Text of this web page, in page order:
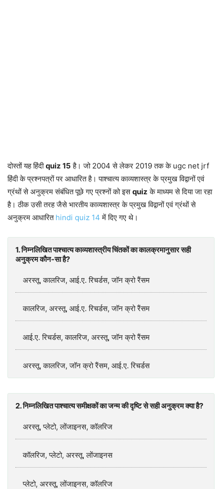
दोस्तों यह हिंदीquiz 15 है। जो 2004 से लेकर 2019 तक के ugc net jrf
हिंदी के प्रश्नपत्रों पर आधारित है। पाश्चात्य काव्यशास्त्र के प्रमुख विद्वानों एवं
ग्रंथों से अनुक्रम संबंधित पूछे गए प्रश्नों को इसquiz के माध्यम से दिया जा रहा
है। ठीक उसी तरह जैसे भारतीय काव्यशास्त्र के प्रमुख विद्वानों एवं ग्रंथों से
अनुक्रम आधारित hindi quiz 14 में दिए गए थे।
1. निम्नलिखित पाश्चात्य काव्यशास्त्रीय चिंतकों का कालक्रमानुसार सही
अनुक्रम कौन-सा है?
अरस्तू, कालरिज, आई.ए. रिचर्डस, जॉन क्रो रैंसम
कालरिज, अरस्तू, आई.ए. रिचर्डस, जॉन क्रो रैंसम
आई.ए. रिचर्डस, कालरिज, अरस्तू, जॉन क्रो रैंसम
अरस्तू, कालरिज, जॉन क्रो रैंसम, आई.ए. रिचर्डस
2. निम्नलिखित पाश्चात्य समीक्षकों का जन्म की दृष्टि से सही अनुक्रम क्‍या है?
अरस्तू, प्लेटो, लोंजाइनस, कॉलरिज
कॉलरिज, प्लेटो, अरस्तू, लोंजाइनस
प्लेटो, अरस्तू, लोंजाइनस, कॉलरिज